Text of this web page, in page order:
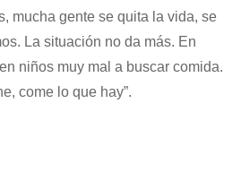
mucha gente se quita la vida, se
La situación no da más. En
niños muy mal a buscar comida.
come lo que hay”.